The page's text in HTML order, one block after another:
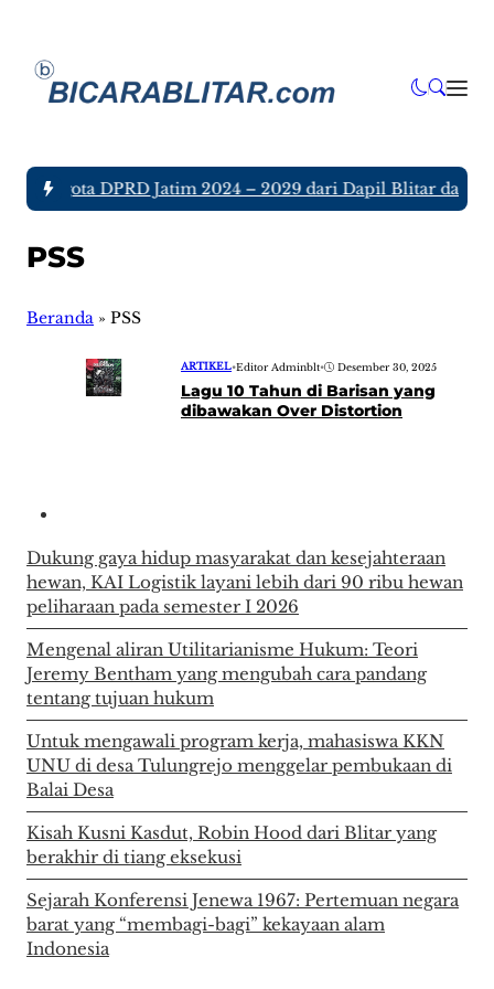
Anggota DPRD Jatim 2024 – 2029 dari Dapil Blitar dan
PSS
Beranda » PSS
ARTIKEL•Editor Adminblt• Desember 30, 2025
Lagu 10 Tahun di Barisan yang
dibawakan Over Distortion
Dukung gaya hidup masyarakat dan kesejahteraan
hewan, KAI Logistik layani lebih dari 90 ribu hewan
peliharaan pada semester I 2026
Mengenal aliran Utilitarianisme Hukum: Teori
Jeremy Bentham yang mengubah cara pandang
tentang tujuan hukum
Untuk mengawali program kerja, mahasiswa KKN
UNU di desa Tulungrejo menggelar pembukaan di
Balai Desa
Kisah Kusni Kasdut, Robin Hood dari Blitar yang
berakhir di tiang eksekusi
Sejarah Konferensi Jenewa 1967: Pertemuan negara
barat yang “membagi-bagi” kekayaan alam
Indonesia